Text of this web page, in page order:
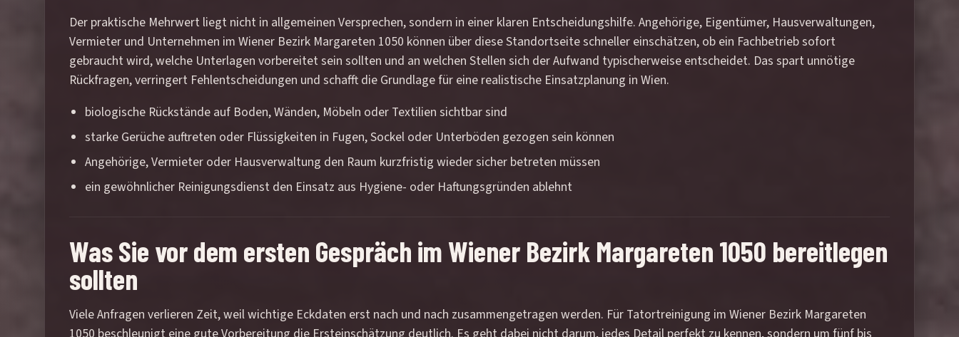
Der praktische Mehrwert liegt nicht in allgemeinen Versprechen, sondern in einer klaren Entscheidungshilfe. Angehörige, Eigentümer, Hausverwaltungen,
Vermieter und Unternehmen im Wiener Bezirk Margareten 1050 können über diese Standortseite schneller einschätzen, ob ein Fachbetrieb sofort
gebraucht wird, welche Unterlagen vorbereitet sein sollten und an welchen Stellen sich der Aufwand typischerweise entscheidet. Das spart unnötige
Rückfragen, verringert Fehlentscheidungen und schafft die Grundlage für eine realistische Einsatzplanung in Wien.
biologische Rückstände auf Boden, Wänden, Möbeln oder Textilien sichtbar sind
starke Gerüche auftreten oder Flüssigkeiten in Fugen, Sockel oder Unterböden gezogen sein können
Angehörige, Vermieter oder Hausverwaltung den Raum kurzfristig wieder sicher betreten müssen
ein gewöhnlicher Reinigungsdienst den Einsatz aus Hygiene- oder Haftungsgründen ablehnt
Was Sie vor dem ersten Gespräch im Wiener Bezirk Margareten 1050 bereitlegen
sollten
Viele Anfragen verlieren Zeit, weil wichtige Eckdaten erst nach und nach zusammengetragen werden. Für Tatortreinigung im Wiener Bezirk Margareten